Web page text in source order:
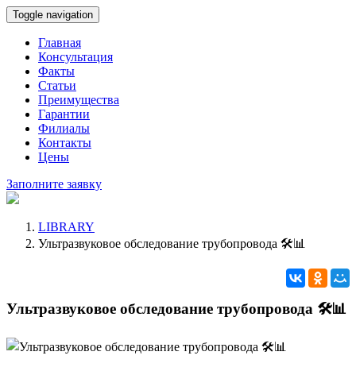
Toggle navigation
Главная
Консультация
Факты
Статьи
Преимущества
Гарантии
Филиалы
Контакты
Цены
Заполните заявку
LIBRARY
Ультразвуковое обследование трубопровода 🛠️📊
Ультразвуковое обследование трубопровода 🛠️📊